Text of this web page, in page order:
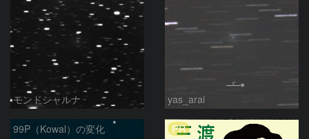
モンドシャルナ yas_arai
99P（Kowal）の変化 PR